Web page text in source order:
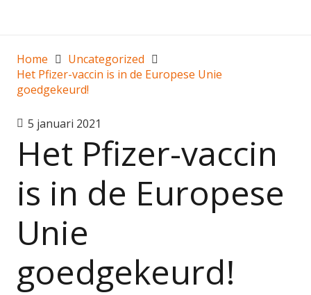
Home
Uncategorized
Het Pfizer-vaccin is in de Europese Unie
goedgekeurd!
5 januari 2021
Het Pfizer-vaccin
is in de Europese
Unie
goedgekeurd!